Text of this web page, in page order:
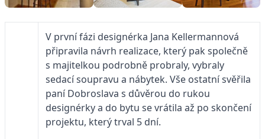
V první fázi designérka Jana Kellermannová
připravila návrh realizace, který pak společně
s majitelkou podrobně probraly, vybraly
sedací soupravu a nábytek. Vše ostatní svěřila
paní Dobroslava s důvěrou do rukou
designérky a do bytu se vrátila až po skončení
projektu, který trval 5 dní.